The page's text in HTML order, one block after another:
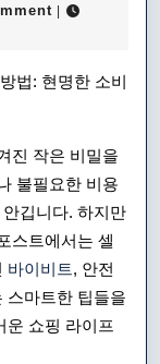
법: 현명한 소비
진 작은 비밀을
불필요한 비용
깁니다. 하지만
스트에서는 셀
바이비트, 안전
스마트한 팁들을
운 쇼핑 라이프